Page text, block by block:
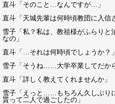
直斗「そのこと…なんですが…」
直斗「天城先輩は何時頃教団に入信
雪子「私？私は、教祖様がふらりと
なの」
直斗「…それは何時頃でしょうか？」
雪子「そうね……大学卒業してだか
直斗「詳しく教えてくれませんか」
雪子「えっと……もちろん久しぶり
貰って二人で過ごしたの」